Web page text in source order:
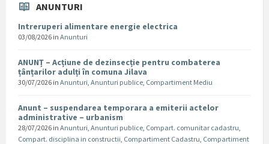
ANUNTURI
Intreruperi alimentare energie electrica
03/08/2026 in Anunturi
ANUNȚ – Acțiune de dezinsecție pentru combaterea
țânțarilor adulți în comuna Jilava
30/07/2026 in Anunturi, Anunturi publice, Compartiment Mediu
Anunt – suspendarea temporara a emiterii actelor
administrative – urbanism
28/07/2026 in Anunturi, Anunturi publice, Compart. comunitar cadastru,
Compart. disciplina in constructii, Compartiment Cadastru, Compartiment